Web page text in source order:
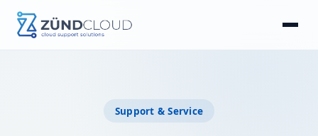
Lösungen
Support & Service